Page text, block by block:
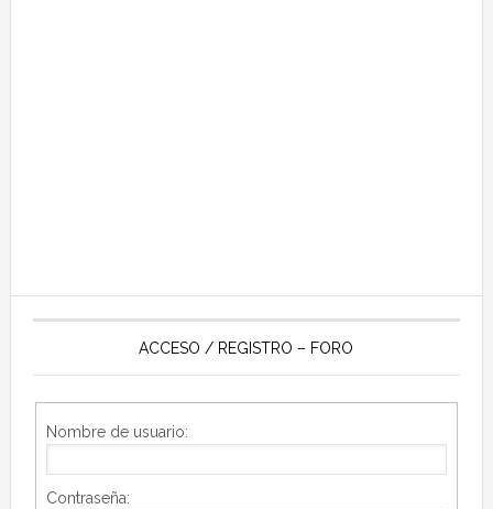
ACCESO / REGISTRO – FORO
Nombre de usuario:
Contraseña: